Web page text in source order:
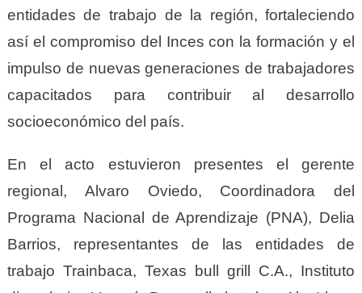
entidades de trabajo de la región, fortaleciendo
así el compromiso del Inces con la formación y el
impulso de nuevas generaciones de trabajadores
capacitados para contribuir al desarrollo
socioeconómico del país.
En el acto estuvieron presentes el gerente
regional, Alvaro Oviedo, Coordinadora del
Programa Nacional de Aprendizaje (PNA), Delia
Barrios, representantes de las entidades de
trabajo Trainbaca, Texas bull grill C.A., Instituto